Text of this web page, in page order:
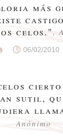
más
celos.",
06/02/2010
sutil,
Anónimo